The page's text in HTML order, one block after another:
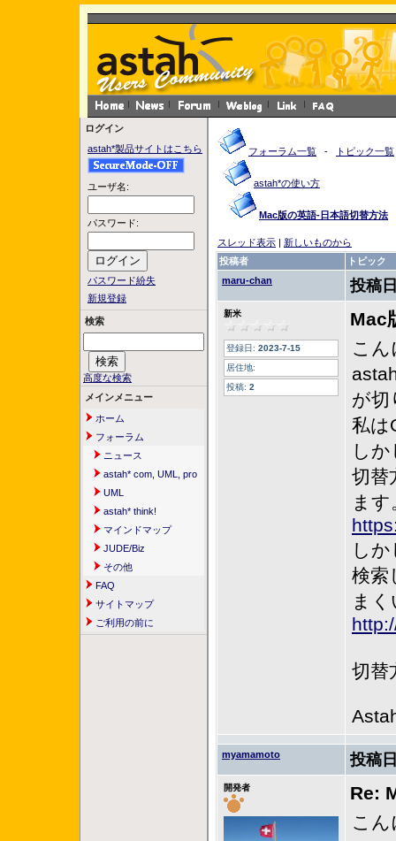
ログイン
astah*製品サイトはこちら
ユーザ名:
パスワード:
パスワード紛失
新規登録
検索
高度な検索
メインメニュー
ホーム
フォーラム
ニュース
astah* com, UML, pro
UML
astah* think!
マインドマップ
JUDE/Biz
その他
FAQ
サイトマップ
ご利用の前に
フォーラム一覧 - トピック一覧
astah*の使い方
Mac版の英語-日本語切替方法
スレッド表示 | 新しいものから
投稿者
トピック
maru-chan
投稿
新米
登録日: 2023-7-15
居住地:
投稿: 2
Mac
こん
が切
私は
し
切替
ます
し
検索
ま
切替
myamamoto 投稿
開発者
Re:
こん